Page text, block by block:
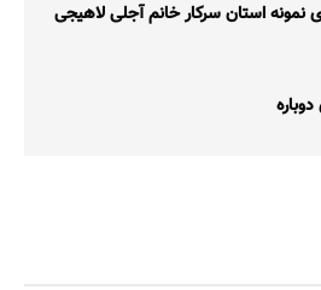
نمونه استان سرکار خانم آجلی لاهیجی